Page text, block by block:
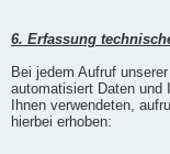
6. Erfassung
Bei jedem Aufruf
automatisiert Daten und
Ihnen verwendeten,
hierbei erhoben: